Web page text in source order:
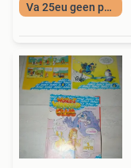
Va 25eu geen porto